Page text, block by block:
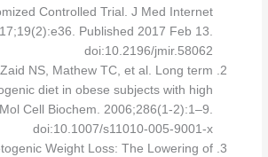
Controlled Trial. J Med Internet
Published 2017 Feb 13.
doi:10.2196/jmir.58062
NS, Mathew TC, et al. Long term
diet in obese subjects with high
Cell Biochem. 2006;286(1-2):1–9.
doi:10.1007/s11010-005-9001-x
Weight Loss: The Lowering of